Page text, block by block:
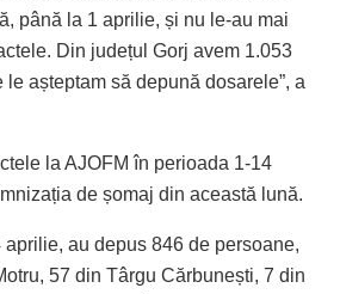
până la 1 aprilie, și nu le-au mai
Din județul Gorj avem 1.053
așteptam să depună dosarele”, a
la AJOFM în perioada 1-14
de șomaj din această lună.
aprilie, au depus 846 de persoane,
57 din Târgu Cărbunești, 7 din